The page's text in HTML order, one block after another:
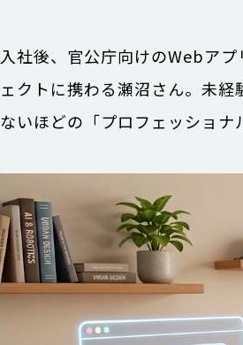
入社後、官公庁向けのWebア
ェクトに携わる瀬沼さん。未
ないほどの「プロフェッショナ